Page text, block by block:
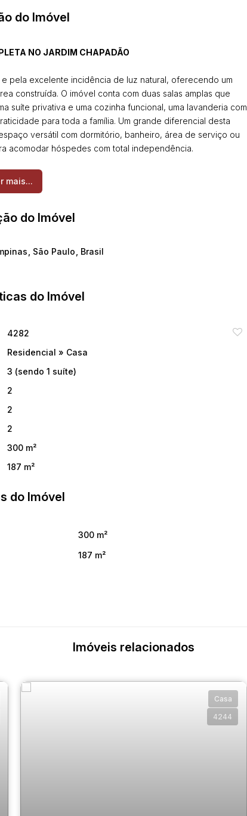
do Imóvel
NO JARDIM CHAPADÃO
pela excelente incidência de luz natural, oferecendo um
construída. O imóvel conta com duas salas amplas que
suíte privativa e uma cozinha funcional, uma lavanderia com
para toda a família. Um grande diferencial desta
versátil com dormitório, banheiro, área de serviço ou
acomodar hóspedes com total independência.
e desejados de Campinas, conhecido por sua tranquilidade
de serviços, unindo o sossego residencial à
aviso prévio. Para informações atualizadas e
especialista responsável.
mais...
do Imóvel
São Paulo Brasil
do Imóvel
4282
Residencial » Casa
3 (sendo 1 suíte)
2
2
2
300 m²
187 m²
do Imóvel
300 m²
187 m²
Imóveis relacionados
Casa
4244